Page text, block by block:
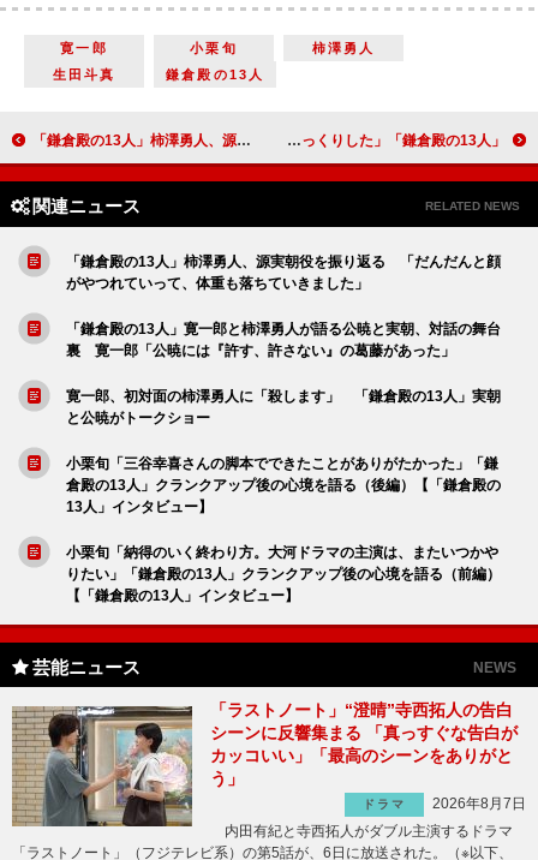
寛一郎 小栗旬
柿澤勇人
生田斗真
鎌倉殿の13人
「鎌倉殿の13人」柿澤勇人、源実朝役を振り返る 「だんだんと顔がやつれていって、体重も落ちていきました」 「鎌倉殿の13人」生田斗真、源仲章の最期について語る 最期のせりふに「びっくりした」
関連ニュース RELATED NEWS
「鎌倉殿の13人」柿澤勇人、源実朝役を振り返る 「だんだんと顔
がやつれていって、体重も落ちていきました」
「鎌倉殿の13人」寛一郎と柿澤勇人が語る公暁と実朝、対話の舞台
裏 寛一郎「公暁には『許す、許さない』の葛藤があった」
寛一郎、初対面の柿澤勇人に「殺します」 「鎌倉殿の13人」実朝
と公暁がトークショー
小栗旬「三谷幸喜さんの脚本でできたことがありがたかった」「鎌
倉殿の13人」クランクアップ後の心境を語る（後編）【「鎌倉殿の
13人」インタビュー】
小栗旬「納得のいく終わり方。大河ドラマの主演は、またいつかや
りたい」「鎌倉殿の13人」クランクアップ後の心境を語る（前編）
【「鎌倉殿の13人」インタビュー】
芸能ニュース NEWS
「ラストノート」“澄晴”寺西拓人の告白
シーンに反響集まる 「真っすぐな告白が
カッコいい」「最高のシーンをありがと
う」
ドラマ
2026年8月7日
内田有紀と寺西拓人がダブル主演するドラマ
「ラストノート」（フジテレビ系）の第5話が、6日に放送された。（※以下、